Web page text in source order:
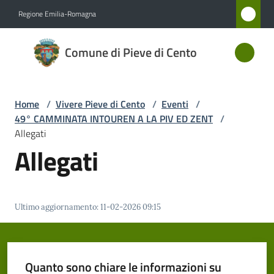
Regione Emilia-Romagna
Comune di Pieve di Cento
Comune
di Pieve
Amministrazione
Novità
Pieve
Home / Vivere Pieve di Cento / Eventi /
49° CAMMINATA INTOUREN A LA PIV ED ZENT /
Allegati
Allegati
Ultimo aggiornamento:11-02-2026 09:15
Quanto sono chiare le informazioni su